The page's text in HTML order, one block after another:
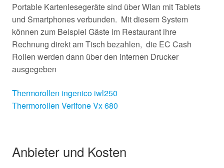
Portable Kartenlesegeräte sind über Wlan mit Tablets
und Smartphones verbunden. Mit diesem System
können zum Beispiel Gäste im Restaurant ihre
Rechnung direkt am Tisch bezahlen, die EC Cash
Rollen werden dann über den internen Drucker
ausgegeben
Thermorollen ingenico iwl250
Thermorollen Verifone Vx 680
Anbieter und Kosten